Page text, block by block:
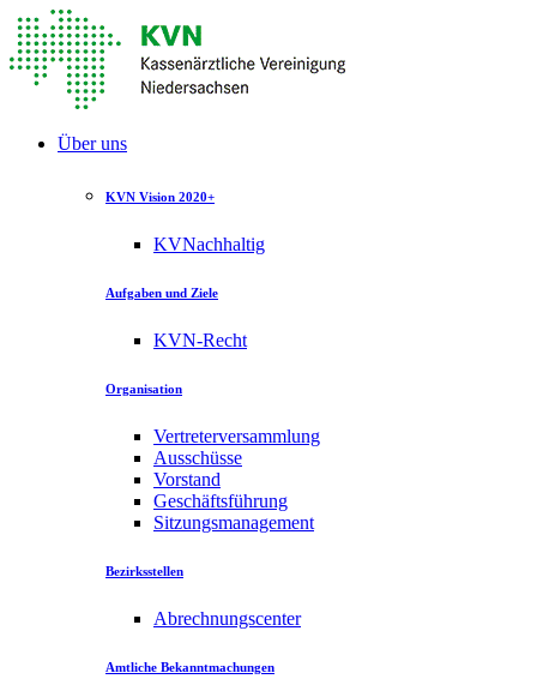
Über uns
KVN Vision 2020+
KVNachhaltig
Aufgaben und Ziele
KVN-Recht
Organisation
Vertreterversammlung
Ausschüsse
Vorstand
Geschäftsführung
Sitzungsmanagement
Bezirksstellen
Abrechnungscenter
Amtliche Bekanntmachungen